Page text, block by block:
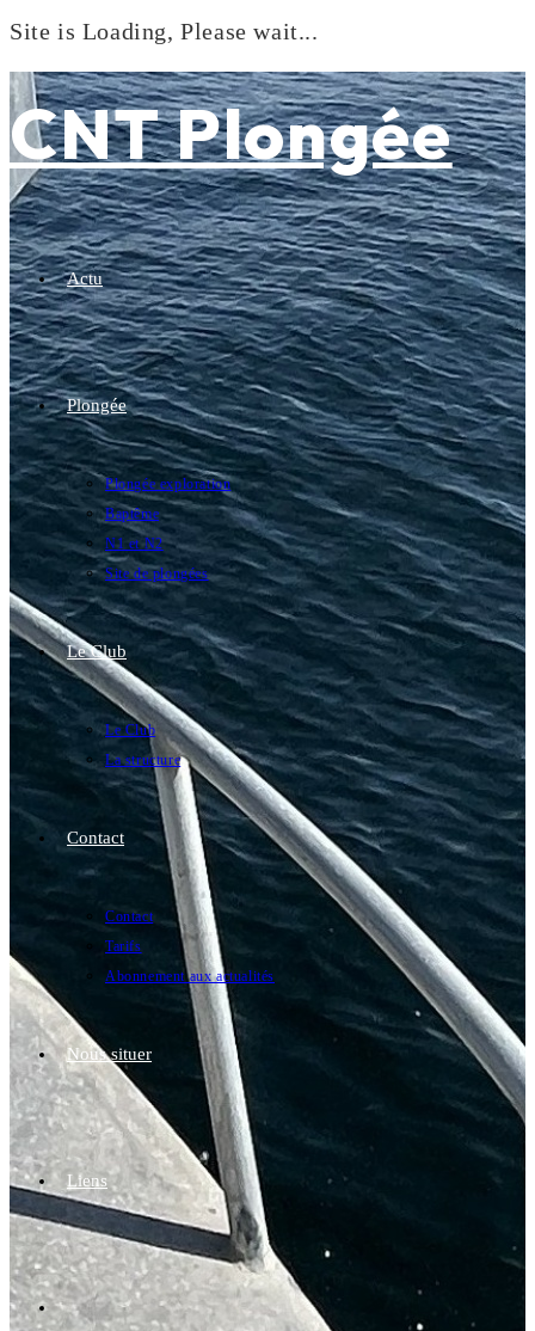
Site is Loading, Please wait...
to
content
CNT Plongée
Actu
Plongée
Plongée exploration
Baptême
N1 et N2
Site de plongées
Le Club
Le Club
La structure
Contact
Contact
Tarifs
Abonnement aux actualités
Nous situer
Liens
Toggle